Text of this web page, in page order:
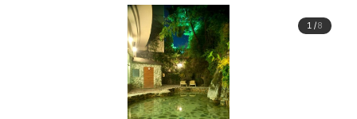
1/8